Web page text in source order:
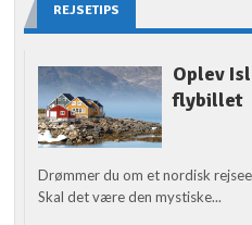
REJSETIPS
Oplev
flybillet
Drømmer du om et nordisk
Skal det være den mystiske...